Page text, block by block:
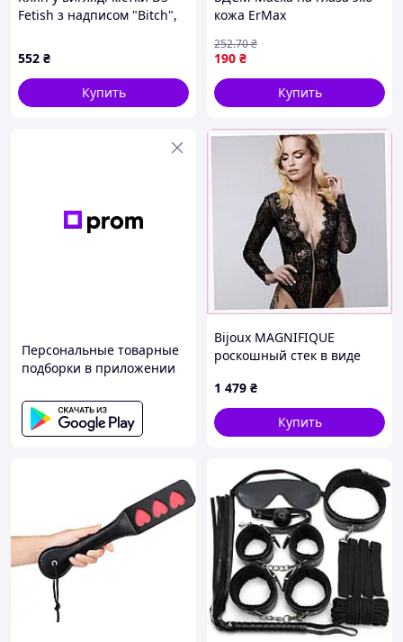
Fetish з надписом "Bitch",
552 ₴
Купить
кожа ErMax
190 ₴
252.70₴
Купить
Персональные товарные
подборки в приложении
Bijoux MAGNIFIQUE
роскошный стек в виде
1 479 ₴
Купить